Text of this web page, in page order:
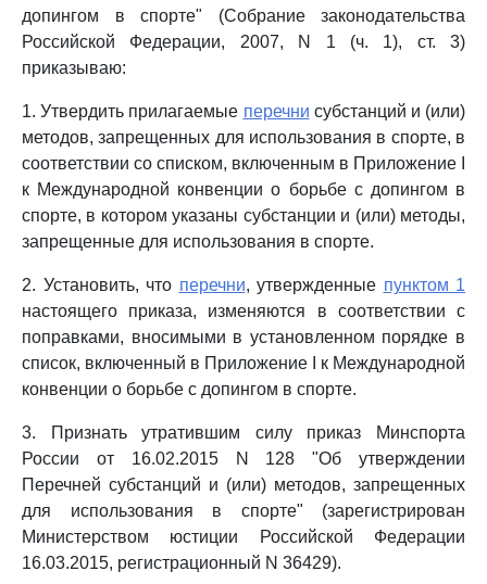
допингом в спорте" (Собрание законодательства
Российской Федерации, 2007, N 1 (ч. 1), ст. 3)
приказываю:
1. Утвердить прилагаемые перечни субстанций и (или)
методов, запрещенных для использования в спорте, в
соответствии со списком, включенным в Приложение I
к Международной конвенции о борьбе с допингом в
спорте, в котором указаны субстанции и (или) методы,
запрещенные для использования в спорте.
2. Установить, что перечни, утвержденные пунктом 1
настоящего приказа, изменяются в соответствии с
поправками, вносимыми в установленном порядке в
список, включенный в Приложение I к Международной
конвенции о борьбе с допингом в спорте.
3. Признать утратившим силу приказ Минспорта
России от 16.02.2015 N 128 "Об утверждении
Перечней субстанций и (или) методов, запрещенных
для использования в спорте" (зарегистрирован
Министерством юстиции Российской Федерации
16.03.2015, регистрационный N 36429).